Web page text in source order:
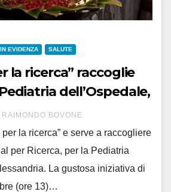
IN EVIDENZA SALUTE
la ricerca” raccoglie
dell’Ospedale,
RAIMONDO BOVONE
la ricerca” e serve a raccogliere
per Ricerca, per la Pediatria
La gustosa iniziativa di
(ore 13)…